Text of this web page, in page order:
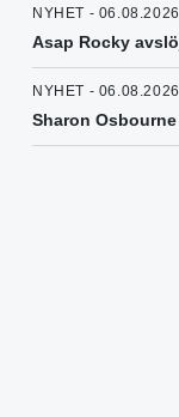
NYHET - 06.08.2026
Asap Rocky
NYHET - 06.08.2026
Sharon